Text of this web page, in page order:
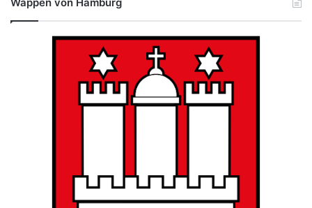
Wappen von Hamburg